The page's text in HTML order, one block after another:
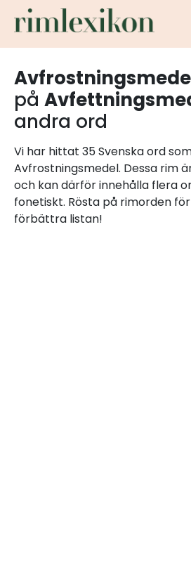
på
andra ord
Vi har hittat 35 Svenska ord
Avfrostningsmedel. Dessa rim
och kan därför innehålla flera
fonetiskt. Rösta på rimorden
förbättra listan!